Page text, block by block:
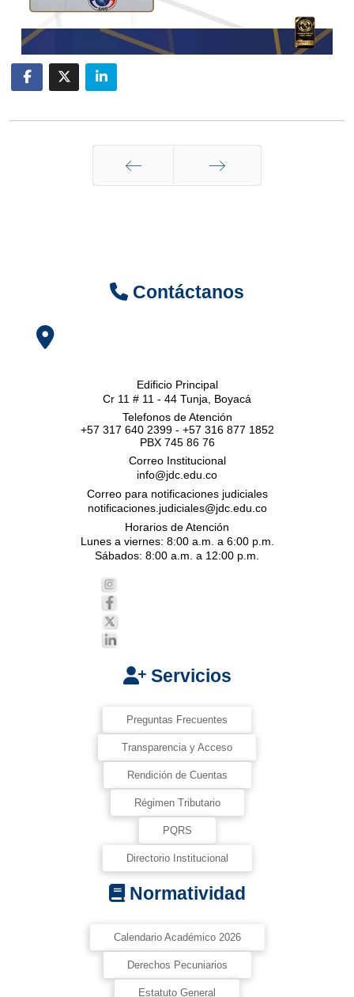
Contáctanos
Edificio Principal
Cr 11 # 11 - 44 Tunja, Boyacá
Telefonos de Atención
+57 317 640 2399 - +57 316 877 1852
PBX 745 86 76
Correo Institucional
info@jdc.edu.co
Correo para notificaciones judiciales
notificaciones.judiciales@jdc.edu.co
Horarios de Atención
Lunes a viernes: 8:00 a.m. a 6:00 p.m.
Sábados: 8:00 a.m. a 12:00 p.m.
Servicios
Preguntas Frecuentes
Transparencia y Acceso
Rendición de Cuentas
Régimen Tributario
PQRS
Directorio Institucional
Normatividad
Calendario Académico 2026
Derechos Pecuniarios
Estatuto General